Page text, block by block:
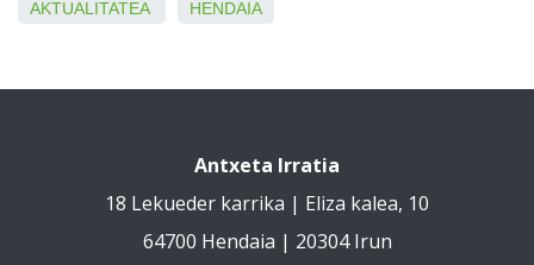
AKTUALITATEA HENDAIA
Antxeta Irratia
18 Lekueder karrika | Eliza kalea, 10
64700 Hendaia | 20304 Irun